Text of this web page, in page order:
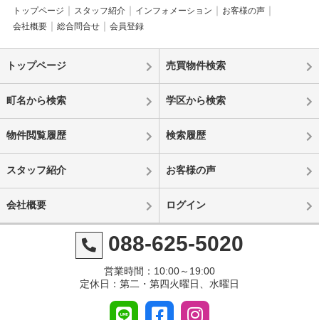
トップページ スタッフ紹介 インフォメーション
お客様の声
会社概要
総合問合せ 会員登録
トップページ 売買物件検索
町名から検索 学区から検索
物件閲覧履歴 検索履歴
スタッフ紹介 お客様の声
会社概要 ログイン
088-625-5020
営業時間：10:00～19:00
定休日：第二・第四火曜日、水曜日